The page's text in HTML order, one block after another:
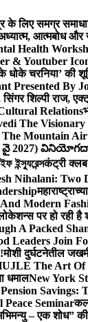
के लिए समग्र
आत्मबोध और
Health
& Youtuber
के धोके चरनिया’
Presented By
शिल्पी राज,
Relations
The
Mountain
2027)
ইন্স্যুরেন্সकंट्री क्लब
Nihalani: Two
Modern
पर हो रही है
A Packed
Leaders Join
मोशी दुर्घटनेतील
The Art Of
धमालNew York
Savings:
Seminar
– एक शोध”